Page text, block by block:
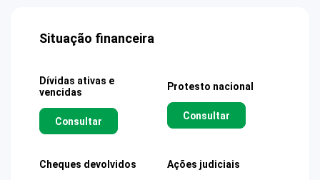
Situação financeira
Dívidas ativas e
vencidas
Consultar
Protesto nacional
Consultar
Cheques devolvidos Ações judiciais